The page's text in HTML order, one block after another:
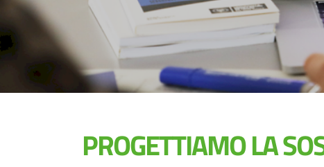
PROGETTIAMO LA